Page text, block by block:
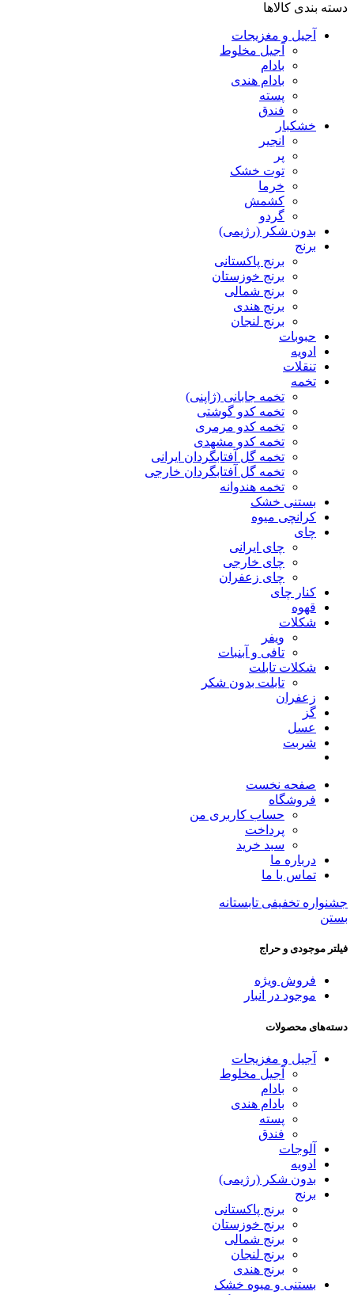
دسته بندی کالاها
آجیل و مغزیجات
آجیل مخلوط
بادام
بادام هندی
پسته
فندق
خشکبار
انجیر
پر
توت خشک
خرما
کشمش
گردو
بدون شکر (رژیمی)
برنج
برنج پاکستانی
برنج خوزستان
برنج شمالی
برنج هندی
برنج لنجان
حبوبات
ادویه
تنقلات
تخمه
تخمه جابانی (ژاپنی)
تخمه کدو گوشتی
تخمه کدو مرمری
تخمه کدو مشهدی
تخمه گل آفتابگردان ایرانی
تخمه گل آفتابگردان خارجی
تخمه هندوانه
بستنی خشک
کرانچی میوه
چای
چای ایرانی
چای خارجی
چای زعفران
کنار چای
قهوه
شکلات
ویفر
تافی و آبنبات
شکلات تابلت
تابلت بدون شکر
زعفران
گز
عسل
شربت
صفحه نخست
فروشگاه
حساب کاربری من
پرداخت
سبد خرید
درباره ما
تماس با ما
جشنواره تخفیفی تابستانه
بستن
فیلتر موجودی و حراج
فروش ویژه
موجود در انبار
دسته‌های محصولات
آجیل و مغزیجات
آجیل مخلوط
بادام
بادام هندی
پسته
فندق
آلوجات
ادویه
بدون شکر (رژیمی)
برنج
برنج پاکستانی
برنج خوزستان
برنج شمالی
برنج لنجان
برنج هندی
بستنی و میوه خشک